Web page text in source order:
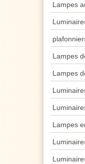
Lampes
Lampes
Lampes
Lampes